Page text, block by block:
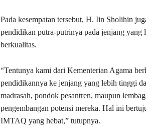
Pada kesempatan tersebut, H. Iin Sholihin
pendidikan putra-putrinya pada jenjang
berkualitas.
“Tentunya kami dari Kementerian Agama
pendidikannya ke jenjang yang lebih tinggi
madrasah, pondok pesantren, maupun
pengembangan potensi mereka. Hal ini
IMTAQ yang hebat,” tutupnya.